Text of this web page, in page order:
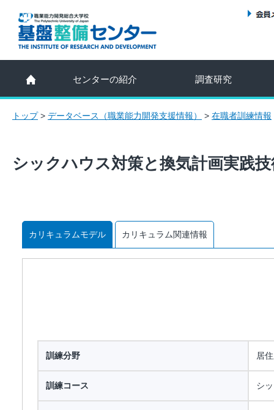
センターの紹介 調査研究
トップ> データベース（職業能力開発支援情報） > 在職者訓練情報
シックハウス対策と換気計画実践
カリキュラムモデル カリキュラム関連情報
訓練分野 居
訓練コース シ